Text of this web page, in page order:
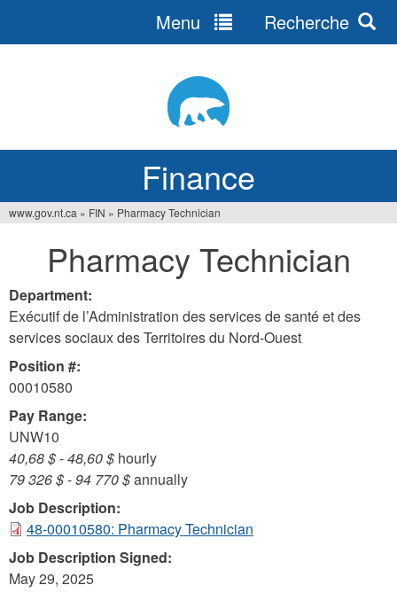
Finance
Menu Recherche
here
www.gov.nt.ca » FIN » Pharmacy Technician
Pharmacy Technician
Department:
Exécutif de l’Administration des services de santé et des
services sociaux des Territoires du Nord-Ouest
Position #:
00010580
Pay Range:
UNW10
40,68 $-48,60 $ hourly
79 326 $-94 770 $annually
Job Description:
48-00010580: Pharmacy Technician
Job Description Signed:
May 29, 2025